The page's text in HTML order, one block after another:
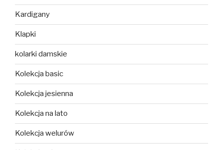
Kardigany
Klapki
kolarki damskie
Kolekcja basic
Kolekcja jesienna
Kolekcja na lato
Kolekcja welurów